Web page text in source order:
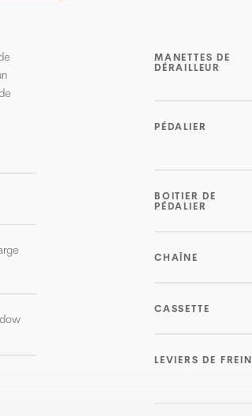
MANETTES DE
DÉRAILLEUR
PÉDALIER
BOITIER DE
PÉDALIER
CHAÎNE
CASSETTE
LEVIERS DE FREIN